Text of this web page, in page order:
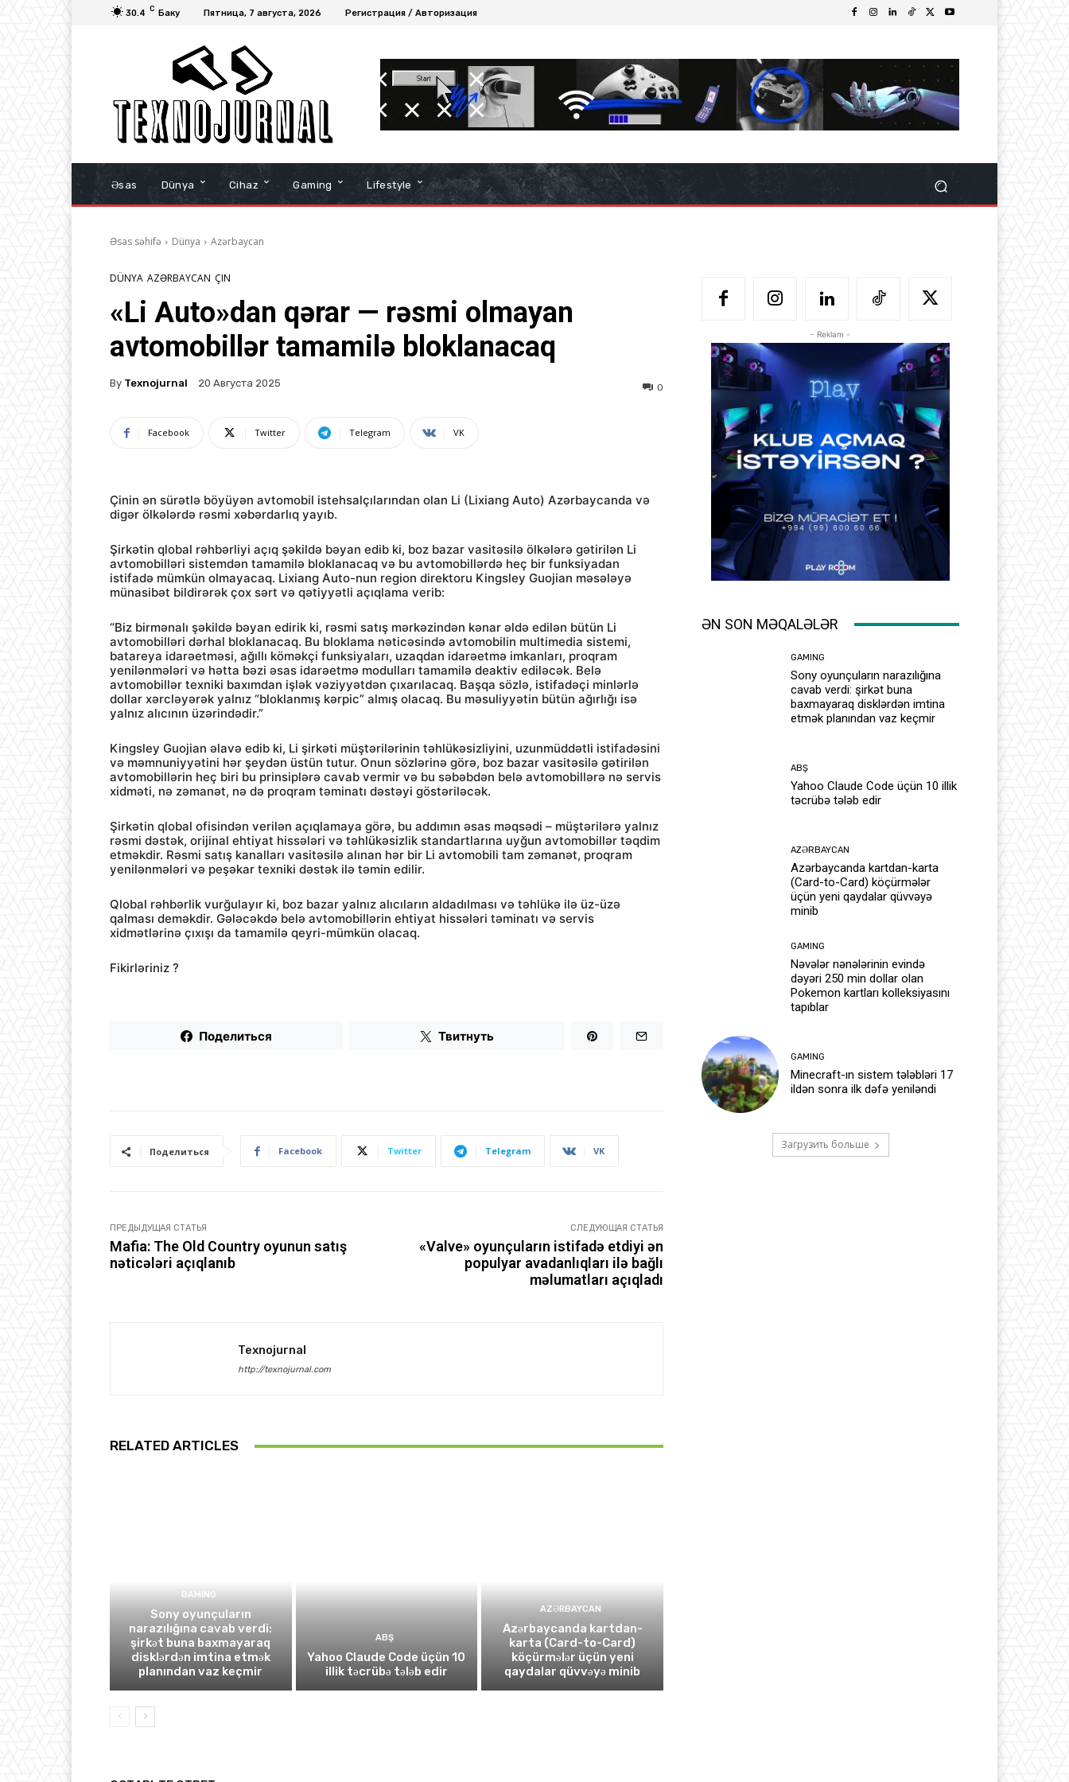
30.4 C Баку Пятница, 7 августа, 2026 Регистрация / Авторизация
Əsas Dünya Cihaz Gaming Lifestyle
Əsas səhifə Dünya Azərbaycan
DÜNYA AZƏRBAYCAN ÇIN
«Li Auto»dan qərar — rəsmi olmayan
avtomobillər tamamilə bloklanacaq
By Texnojurnal 20 Августа 2025 0
Facebook Twitter Telegram VK
Çinin ən sürətlə böyüyən avtomobil istehsalçılarından olan Li (Lixiang Auto) Azərbaycanda və
digər ölkələrdə rəsmi xəbərdarlıq yayıb.
Şirkətin qlobal rəhbərliyi açıq şəkildə bəyan edib ki, boz bazar vasitəsilə ölkələrə gətirilən Li
avtomobilləri sistemdən tamamilə bloklanacaq və bu avtomobillərdə heç bir funksiyadan
istifadə mümkün olmayacaq. Lixiang Auto-nun region direktoru Kingsley Guojian məsələyə
münasibət bildirərək çox sərt və qətiyyətli açıqlama verib:
“Biz birmənalı şəkildə bəyan edirik ki, rəsmi satış mərkəzindən kənar əldə edilən bütün Li
avtomobilləri dərhal bloklanacaq. Bu bloklama nəticəsində avtomobilin multimedia sistemi,
batareya idarəetməsi, ağıllı köməkçi funksiyaları, uzaqdan idarəetmə imkanları, proqram
yenilənmələri və hətta bəzi əsas idarəetmə modulları tamamilə deaktiv ediləcək. Belə
avtomobillər texniki baxımdan işlək vəziyyətdən çıxarılacaq. Başqa sözlə, istifadəçi minlərlə
dollar xərcləyərək yalnız “bloklanmış kərpic” almış olacaq. Bu məsuliyyətin bütün ağırlığı isə
yalnız alıcının üzərindədir.”
Kingsley Guojian əlavə edib ki, Li şirkəti müştərilərinin təhlükəsizliyini, uzunmüddətli istifadəsini
və məmnuniyyətini hər şeydən üstün tutur. Onun sözlərinə görə, boz bazar vasitəsilə gətirilən
avtomobillərin heç biri bu prinsiplərə cavab vermir və bu səbəbdən belə avtomobillərə nə servis
xidməti, nə zəmanət, nə də proqram təminatı dəstəyi göstəriləcək.
Şirkətin qlobal ofisindən verilən açıqlamaya görə, bu addımın əsas məqsədi – müştərilərə yalnız
rəsmi dəstək, orijinal ehtiyat hissələri və təhlükəsizlik standartlarına uyğun avtomobillər təqdim
etməkdir. Rəsmi satış kanalları vasitəsilə alınan hər bir Li avtomobili tam zəmanət, proqram
yenilənmələri və peşəkar texniki dəstək ilə təmin edilir.
Qlobal rəhbərlik vurğulayır ki, boz bazar yalnız alıcıların aldadılması və təhlükə ilə üz-üzə
qalması deməkdir. Gələcəkdə belə avtomobillərin ehtiyat hissələri təminatı və servis
xidmətlərinə çıxışı da tamamilə qeyri-mümkün olacaq.
Fikirləriniz ?
Поделиться Твитнуть
Поделиться Facebook Twitter Telegram VK
ПРЕДЫДУЩАЯ СТАТЬЯ
Mafia: The Old Country oyunun satış
nəticələri açıqlanıb
СЛЕДУЮЩАЯ СТАТЬЯ
«Valve» oyunçuların istifadə etdiyi ən
populyar avadanlıqları ilə bağlı
məlumatları açıqladı
Texnojurnal
http://texnojurnal.com
RELATED ARTICLES
GAMING
Sony oyunçuların
narazılığına cavab verdi:
şirkət buna baxmayaraq
disklərdən imtina etmək
planından vaz keçmir
ABŞ
Yahoo Claude Code üçün 10
illik təcrübə tələb edir
AZƏRBAYCAN
Azərbaycanda kartdan-
karta (Card-to-Card)
köçürmələr üçün yeni
qaydalar qüvvəyə minib
- Reklam -
ƏN SON MƏQALƏLƏR
GAMING
Sony oyunçuların narazılığına
cavab verdi: şirkət buna
baxmayaraq disklərdən imtina
etmək planından vaz keçmir
ABŞ
Yahoo Claude Code üçün 10 illik
təcrübə tələb edir
AZƏRBAYCAN
Azərbaycanda kartdan-karta
(Card-to-Card) köçürmələr
üçün yeni qaydalar qüvvəyə
minib
GAMING
Nəvələr nənələrinin evində
dəyəri 250 min dollar olan
Pokemon kartları kolleksiyasını
tapıblar
GAMING
Minecraft-ın sistem tələbləri 17
ildən sonra ilk dəfə yeniləndi
Загрузить больше